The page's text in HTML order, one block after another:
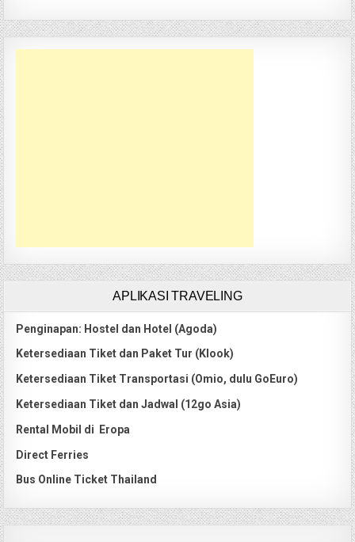
APLIKASI TRAVELING
Penginapan: Hostel dan Hotel (Agoda)
Ketersediaan Tiket dan Paket Tur (Klook)
Ketersediaan Tiket Transportasi (Omio, dulu GoEuro)
Ketersediaan Tiket dan Jadwal (12go Asia)
Rental Mobil di Eropa
Direct Ferries
Bus Online Ticket Thailand